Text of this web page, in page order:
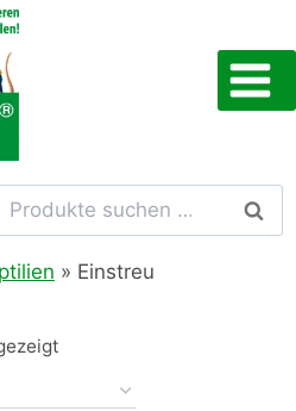
Suchen
» Einstreu